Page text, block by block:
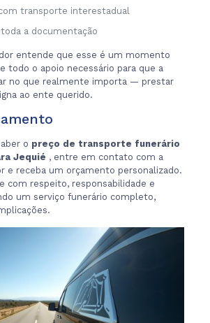
transporte interestadual
a documentação
entende que esse é um momento
todo o apoio necessário para que a
no que realmente importa — prestar
ao ente querido.
o preço de transporte funerário
Jequié , entre em contato com a
e receba um orçamento personalizado.
com respeito, responsabilidade e
um serviço funerário completo,